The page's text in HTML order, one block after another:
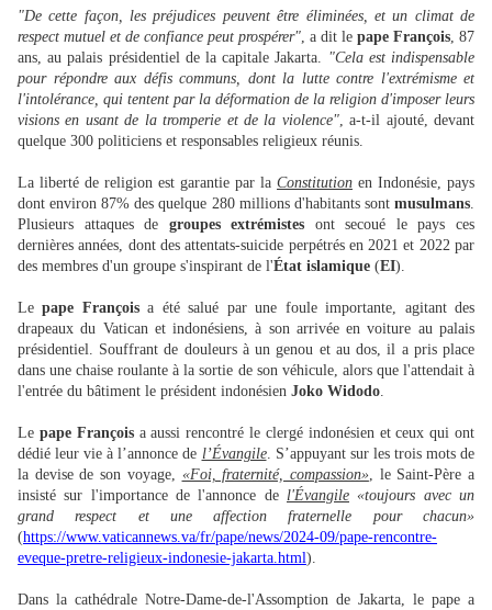
"De cette façon, les préjudices peuvent être éliminées, et un climat de
respect mutuel et de confiance peut prospérer", a dit le pape François, 87
ans, au palais présidentiel de la capitale Jakarta. "Cela est indispensable
pour répondre aux défis communs, dont la lutte contre l'extrémisme et
l'intolérance, qui tentent par la déformation de la religion d'imposer leurs
visions en usant de la tromperie et de la violence", a-t-il ajouté, devant
quelque 300 politiciens et responsables religieux réunis.
La liberté de religion est garantie par la Constitution en Indonésie, pays
dont environ 87% des quelque 280 millions d'habitants sont musulmans.
Plusieurs attaques de groupes extrémistes ont secoué le pays ces
dernières années, dont des attentats-suicide perpétrés en 2021 et 2022 par
des membres d'un groupe s'inspirant de l'État islamique (EI).
Lepape Françoisa été salué par une foule importante, agitant des
drapeaux du Vatican et indonésiens, à son arrivée en voiture au palais
présidentiel. Souffrant de douleurs à un genou et au dos, il a pris place
dans une chaise roulante à la sortie de son véhicule, alors que l'attendait à
l'entrée du bâtiment le président indonésien Joko Widodo.
Le pape Françoisa aussi rencontré le clergé indonésien et ceux qui ont
dédié leur vie à l’annonce de l’Évangile. S’appuyant sur les trois mots de
la devise de son voyage, «Foi, fraternité, compassion», le Saint-Père a
insisté sur l'importance de l'annonce de l'Évangile «toujours avec un
grand respect et une affection fraternelle pour chacun»
(https://www.vaticannews.va/fr/pape/news/2024-09/pape-rencontre-
eveque-pretre-religieux-indonesie-jakarta.html).
Dans la cathédrale Notre-Dame-de-l'Assomption de Jakarta, le pape a